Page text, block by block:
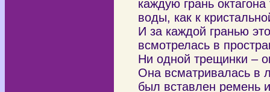
каждую грань
воды, как к
И за каждой гранью
всмотрелась в
Ни одной трещинки –
Она всматривалась в
был вставлен ремень